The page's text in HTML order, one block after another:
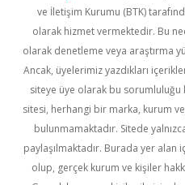
ve İletişim Kurumu (BTK)
olarak hizmet vermektedir. Bu
olarak denetleme veya araştırma
Ancak, üyelerimiz yazdıkları
siteye üye olarak bu sorumluluğu
sitesi, herhangi bir marka, kurum
bulunmamaktadır. Sitede
paylaşılmaktadır. Burada yer alan
olup, gerçek kurum ve kişiler